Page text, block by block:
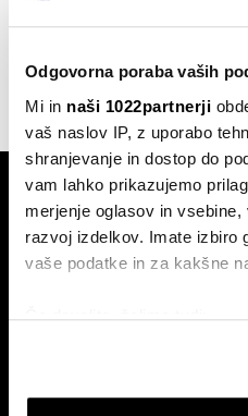
Odgovorna poraba vaših
Mi in naši 1022partnerji
vaš naslov IP, z uporabo
shranjevanje in dostop do
vam lahko prikazujemo
merjenje oglasov in
razvoj izdelkov. Imate izbiro
vaše podatke in za kakšne
Če dovolite, želimo tudi:
Zbirati informacije o
Identificirati napravo
06.08.2022